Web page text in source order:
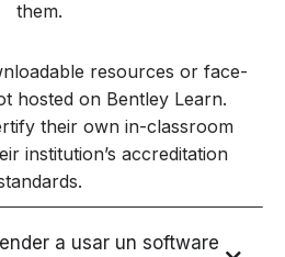
them.
resources or face-
hosted on Bentley Learn.
their own in-classroom
institution’s accreditation
a usar un software